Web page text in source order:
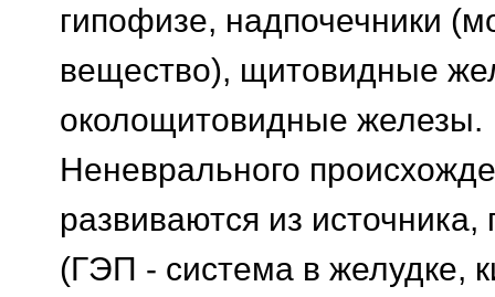
гипофизе, надпочечники
вещество), щитовидные
околощитовидные железы.
Неневрального
развиваются из источника,
(ГЭП - система в желудке,